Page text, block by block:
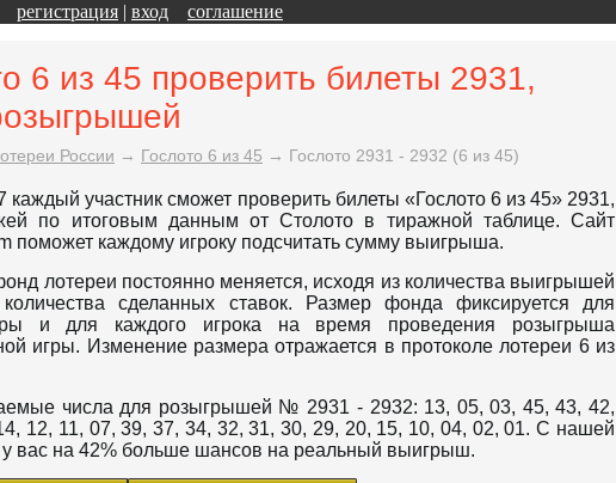
регистрация | вход соглашение
6 из 45 проверить билеты 2931,
России → Гослото 6 из 45 → Гослото 2931 - 2932 (6 из 45)
каждый участник сможет проверить билеты «Гослото 6 из 45» 2931,
по итоговым данным от Столото в тиражной таблице. Сайт
поможет каждому игроку подсчитать сумму выигрыша.
лотереи постоянно меняется, исходя из количества выигрышей
сделанных ставок. Размер фонда фиксируется для
и для каждого игрока на время проведения розыгрыша
игры. Изменение размера отражается в протоколе лотереи 6 из
числа для розыгрышей № 2931 - 2932: 13, 05, 03, 45, 43, 42,
12, 11, 07, 39, 37, 34, 32, 31, 30, 29, 20, 15, 10, 04, 02, 01. С нашей
у вас на 42% больше шансов на реальный выигрыш.